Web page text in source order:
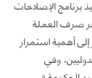
برنامج الإصلاحات
صرف العملة
أهمية استمرار
وفي